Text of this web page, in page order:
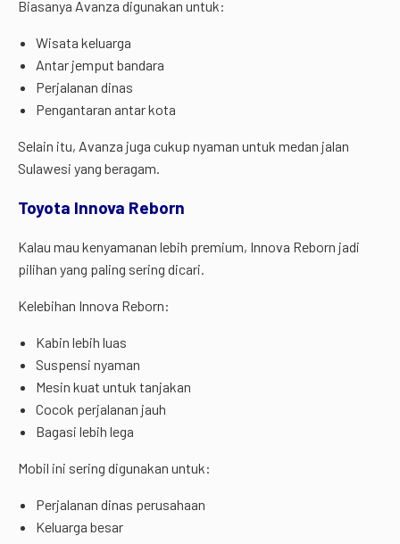
Biasanya Avanza digunakan untuk:
Wisata keluarga
Antar jemput bandara
Perjalanan dinas
Pengantaran antar kota
Selain itu, Avanza juga cukup nyaman untuk medan jalan
Sulawesi yang beragam.
Toyota Innova Reborn
Kalau mau kenyamanan lebih premium, Innova Reborn jadi
pilihan yang paling sering dicari.
Kelebihan Innova Reborn:
Kabin lebih luas
Suspensi nyaman
Mesin kuat untuk tanjakan
Cocok perjalanan jauh
Bagasi lebih lega
Mobil ini sering digunakan untuk:
Perjalanan dinas perusahaan
Keluarga besar